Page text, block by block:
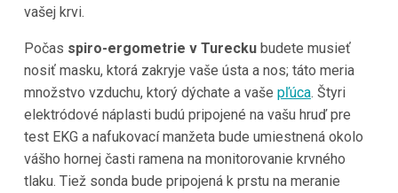
vašej krvi.
Počas spiro-ergometrie v Tureckubudete musieť
nosiť masku, ktorá zakryje vaše ústa a nos; táto meria
množstvo vzduchu, ktorý dýchate a vaše pľúca. Štyri
elektródové náplasti budú pripojené na vašu hruď pre
test EKG a nafukovací manžeta bude umiestnená okolo
vášho hornej časti ramena na monitorovanie krvného
tlaku. Tiež sonda bude pripojená k prstu na meranie